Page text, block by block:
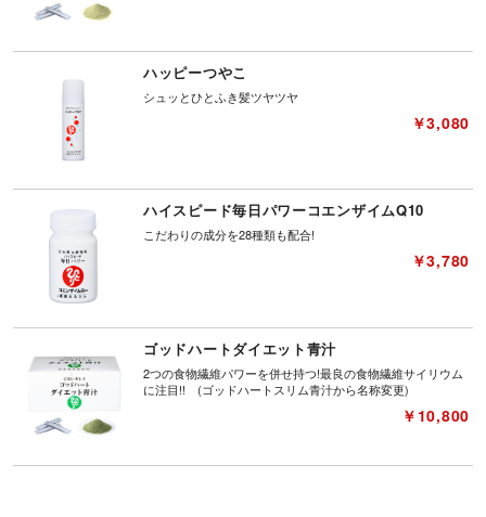
ハッピーつやこ
シュッとひとふき髪ツヤツヤ
￥3,080
ハイスピード毎日パワーコエンザイムQ10
こだわりの成分を28種類も配合!
￥3,780
ゴッドハートダイエット青汁
2つの食物繊維パワーを併せ持つ!最良の食物繊維サイリウム
に注目!! (ゴッドハートスリム青汁から名称変更)
￥10,800